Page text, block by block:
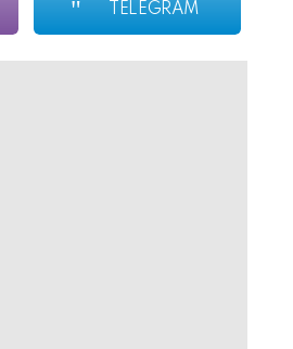
TELEGRAM